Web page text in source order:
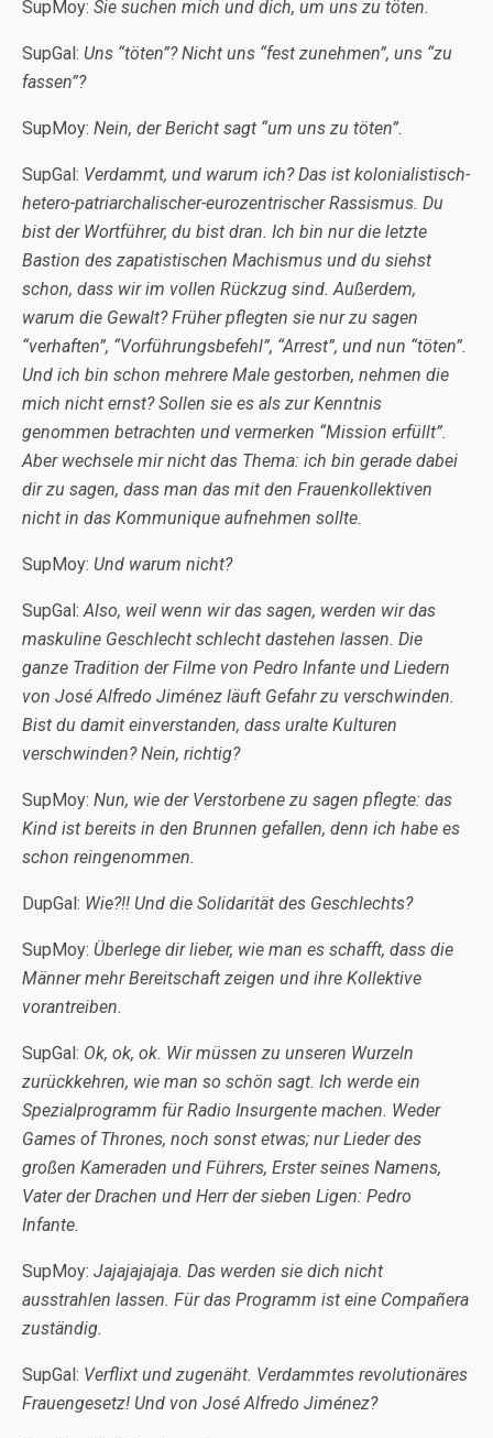
SupMoy: Sie suchen mich und dich, um uns zu töten.
SupGal: Uns “töten”? Nicht uns “fest zunehmen”, uns “zu
fassen”?
SupMoy: Nein, der Bericht sagt “um uns zu töten”.
SupGal: Verdammt, und warum ich? Das ist kolonialistisch-
hetero-patriarchalischer-eurozentrischer Rassismus. Du
bist der Wortführer, du bist dran. Ich bin nur die letzte
Bastion des zapatistischen Machismus und du siehst
schon, dass wir im vollen Rückzug sind. Außerdem,
warum die Gewalt? Früher pflegten sie nur zu sagen
“verhaften”, “Vorführungsbefehl”, “Arrest”, und nun “töten”.
Und ich bin schon mehrere Male gestorben, nehmen die
mich nicht ernst? Sollen sie es als zur Kenntnis
genommen betrachten und vermerken “Mission erfüllt”.
Aber wechsele mir nicht das Thema: ich bin gerade dabei
dir zu sagen, dass man das mit den Frauenkollektiven
nicht in das Kommunique aufnehmen sollte.
SupMoy: Und warum nicht?
SupGal:Also, weil wenn wir das sagen, werden wir das
maskuline Geschlecht schlecht dastehen lassen. Die
ganze Tradition der Filme von Pedro Infante und Liedern
von José Alfredo Jiménez läuft Gefahr zu verschwinden.
Bist du damit einverstanden, dass uralte Kulturen
verschwinden? Nein, richtig?
SupMoy: Nun, wie der Verstorbene zu sagen pflegte: das
Kind ist bereits in den Brunnen gefallen, denn ich habe es
schon reingenommen.
DupGal: Wie?!! Und die Solidarität des Geschlechts?
SupMoy: Überlege dir lieber, wie man es schafft, dass die
Männer mehr Bereitschaft zeigen und ihre Kollektive
vorantreiben.
SupGal: Ok, ok, ok. Wir müssen zu unseren Wurzeln
zurückkehren, wie man so schön sagt. Ich werde ein
Spezialprogramm für Radio Insurgente machen. Weder
Games of Thrones, noch sonst etwas; nur Lieder des
großen Kameraden und Führers, Erster seines Namens,
Vater der Drachen und Herr der sieben Ligen: Pedro
Infante.
SupMoy: Jajajajajaja. Das werden sie dich nicht
ausstrahlen lassen. Für das Programm ist eine Compañera
zuständig.
SupGal: Verflixt und zugenäht. Verdammtes revolutionäres
Frauengesetz! Und von José Alfredo Jiménez?